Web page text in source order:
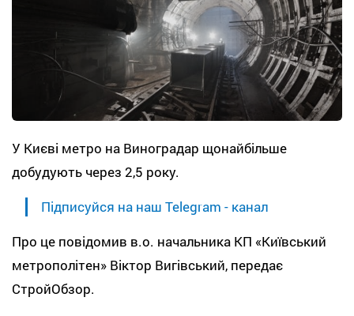
У Києві метро на Виноградар щонайбільше
добудують через 2,5 року.
Підписуйся на наш Telegram - канал
Про це повідомив в.о. начальника КП «Київський
метрополітен» Віктор Вигівський, передає
СтройОбзор.